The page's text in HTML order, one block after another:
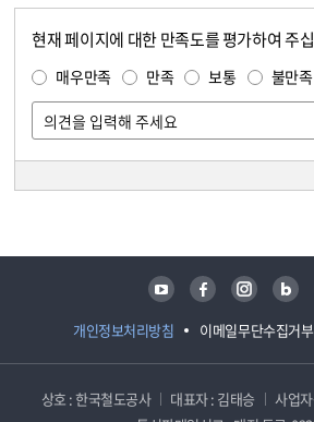
현재 페이지에 대한 만족도를 평가하여 주
매우만족 만족 보통 불만족
개인정보처리방침 이메일무단수집거부
유튜브 페이스북 인스타그램 블로그
상호 : 한국철도공사 대표자 : 김태승
사업